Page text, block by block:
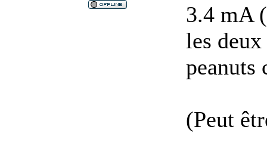
3.4 mA
les
peanuts
(Peut